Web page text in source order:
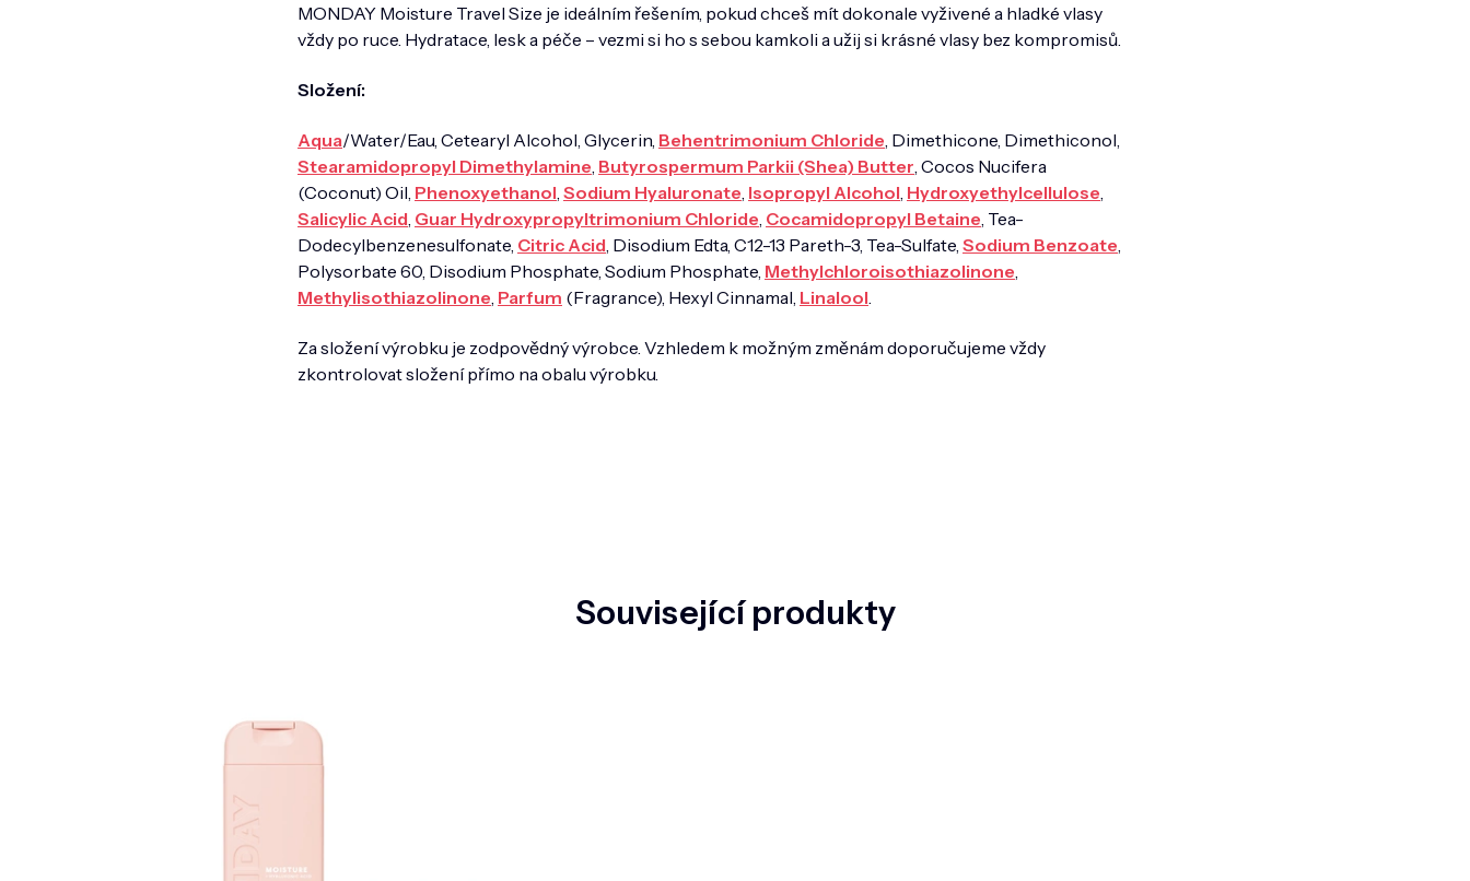
MONDAY Moisture Travel Size je ideálním řešením, pokud chceš mít dokonale vyživené a hladké vlasy
vždy po ruce. Hydratace, lesk a péče – vezmi si ho s sebou kamkoli a užij si krásné vlasy bez kompromisů.
Složení:
Aqua/Water/Eau, Cetearyl Alcohol, Glycerin, Behentrimonium Chloride , Dimethicone, Dimethiconol,
Stearamidopropyl Dimethylamine Butyrospermum Parkii (Shea) Butter , Cocos Nucifera
(Coconut) Oil, Phenoxyethanol Sodium Hyaluronate Isopropyl Alcohol Hydroxyethylcellulose
Salicylic Acid Guar Hydroxypropyltrimonium Chloride Cocamidopropyl Betaine , Tea-
Dodecylbenzenesulfonate, Citric Acid , Disodium Edta, C12-13 Pareth-3, Tea-Sulfate, Sodium Benzoate
Polysorbate 60, Disodium Phosphate, Sodium Phosphate, Methylchloroisothiazolinone
Methylisothiazolinone Parfum (Fragrance), Hexyl Cinnamal, Linalool
Za složení výrobku je zodpovědný výrobce. Vzhledem k možným změnám doporučujeme vždy
zkontrolovat složení přímo na obalu výrobku.
Související produkty